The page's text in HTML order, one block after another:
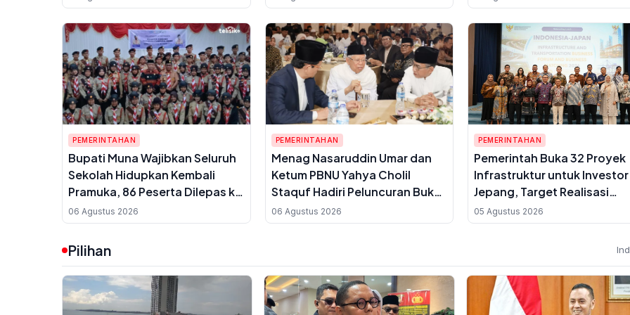
Dukung Anggaran APBD
PEMERINTAHAN
Bupati Muna Wajibkan Seluruh
Sekolah Hidupkan Kembali
Pramuka, 86 Peserta Dilepas ke
Jambore Nasional 2026
06 Agustus 2026
PEMERINTAHAN
Menag Nasaruddin Umar dan
Ketum PBNU Yahya Cholil
Staquf Hadiri Peluncuran Buku
Pemikiran KH Ma'ruf Amin
Jelang Muktamar NU ke-35
06 Agustus 2026
PEMERINTAHAN
Pemerintah Buka 32 Proyek
Infrastruktur untuk Investor
Jepang, Target Realisasi
Investasi USD 23,63 Miliar
05 Agustus 2026
Pilihan